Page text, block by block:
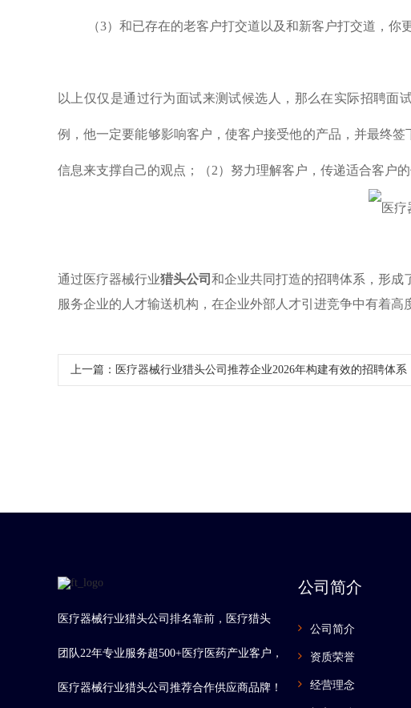
（3）和已存在的老客户打交道以及和新客户打交道，你
以上仅仅是通过行为面试来测试候选人，那么在实际招聘
例，他一定要能够影响客户，使客户接受他的产品，并最终
信息来支撑自己的观点；（2）努力理解客户，传递适合客户
通过医疗器械行业猎头公司 和企业共同打造的招聘体系，形成
服务企业的人才输送机构，在企业外部人才引进竞争中有着高
上一篇： 医疗器械行业猎头公司推荐企业2026年构建有效的招聘体系
医疗器械行业猎头公司排名靠前，医疗猎头
团队22年专业服务超500+医疗医药产业客户，
医疗器械行业猎头公司推荐合作供应商品牌！
公司简介
公司简介
资质荣誉
经营理念